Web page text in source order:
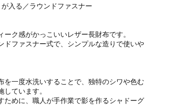
入る／ラウンドファスナー
ク感がかっこいいレザー長財布です。
ドファスナー式で、シンプルな造りで使いや
を一度水洗いすることで、独特のシワや色む
ています。
ために、職人が手作業で影を作るシャドーグ